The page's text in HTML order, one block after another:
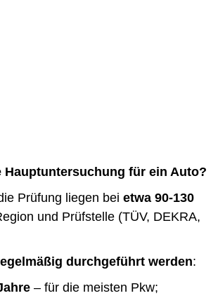
Hauptuntersuchung für ein Auto?
Prüfung liegen bei etwa 90-130
und Prüfstelle (TÜV, DEKRA,
durchgeführt werden:
– für die meisten Pkw;